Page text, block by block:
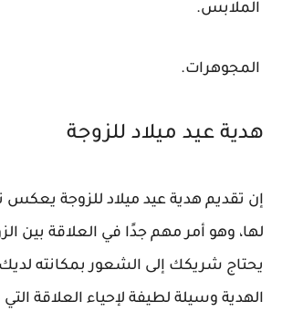
الملابس.
المجوهرات.
هدية عيد ميلاد للزوجة
إن تقديم هدية عيد ميلاد للزوجة
لها، وهو أمر مهم جدًا في العلاقة بين
يحتاج شريكك إلى الشعور بمكانته
الهدية وسيلة لطيفة لإحياء العلاقة